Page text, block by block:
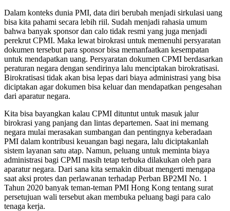
Dalam konteks dunia PMI, data diri berubah menjadi sirkulasi uang
bisa kita pahami secara lebih riil. Sudah menjadi rahasia umum
bahwa banyak sponsor dan calo tidak resmi yang juga menjadi
perekrut CPMI. Maka lewat birokrasi untuk memenuhi persyaratan
dokumen tersebut para sponsor bisa memanfaatkan kesempatan
untuk mendapatkan uang. Persyaratan dokumen CPMI berdasarkan
peraturan negara dengan sendirinya lalu menciptakan birokratisasi.
Birokratisasi tidak akan bisa lepas dari biaya administrasi yang bisa
diciptakan agar dokumen bisa keluar dan mendapatkan pengesahan
dari aparatur negara.
Kita bisa bayangkan kalau CPMI dituntut untuk masuk jalur
birokrasi yang panjang dan lintas departemen. Saat ini memang
negara mulai merasakan sumbangan dan pentingnya keberadaan
PMI dalam kontribusi keuangan bagi negara, lalu diciptakanlah
sistem layanan satu atap. Namun, peluang untuk meminta biaya
administrasi bagi CPMI masih tetap terbuka dilakukan oleh para
aparatur negara. Dari sana kita semakin dibuat mengerti mengapa
saat aksi protes dan perlawanan terhadap Perban BP2MI No. 1
Tahun 2020 banyak teman-teman PMI Hong Kong tentang surat
persetujuan wali tersebut akan membuka peluang bagi para calo
tenaga kerja.